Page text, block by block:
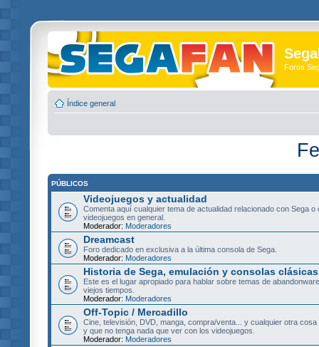
Foros
Índice general
PÚBLICOS
Videojuegos y actualidad
Comenta aquí cualquier tema de actualidad relacionado con Sega o
videojuegos en general.
Moderador: Moderadores
Dreamcast
Foro dedicado en exclusiva a la última consola de Sega.
Moderador: Moderadores
Historia de Sega, emulación y consolas clásicas
Este es el lugar apropiado para hablar sobre temas de
viejos tiempos.
Moderador: Moderadores
Off-Topic / Mercadillo
Cine, televisión, DVD, manga, compra/venta... y cualquier otra
y que no tenga nada que ver con los videojuegos.
Moderador: Moderadores